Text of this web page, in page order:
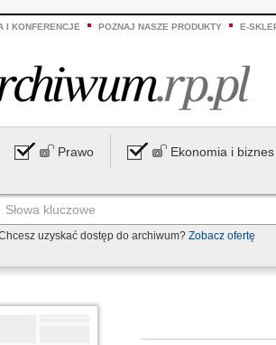
I KONFERENCJE POZNAJ NASZE PRODUKTY E-
Prawo Ekonomia i biznes
uzyskać dostęp do archiwum? Zobacz ofertę